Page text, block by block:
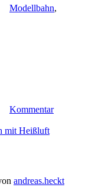
Modellbahn,
Kommentar
andreas.heckt